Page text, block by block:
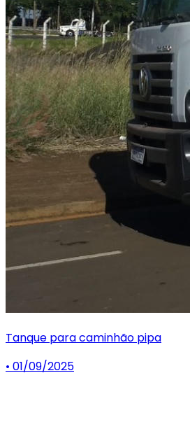
Tanque para caminhão pipa
• 01/09/2025